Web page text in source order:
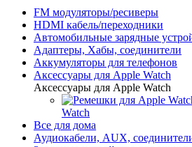
FM модуляторы/ресиверы
HDMI кабель/переходники
Автомобильные зарядные
Адаптеры, Хабы, соединители
Аккумуляторы для телефонов
Аксессуары для Apple Watch
Аксессуары для Apple Watch
Watch
Все для дома
Аудиокабели, AUX,